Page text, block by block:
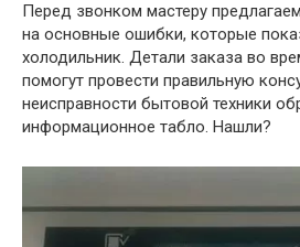
Перед звонком мастеру
на основные ошибки, которые
холодильник. Детали заказа во
помогут провести правильную
неисправности бытовой техники
информационное табло. Нашли?